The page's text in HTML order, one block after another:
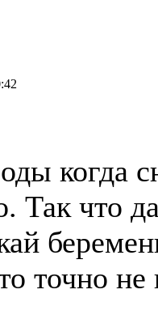
когда
Так что
точно не